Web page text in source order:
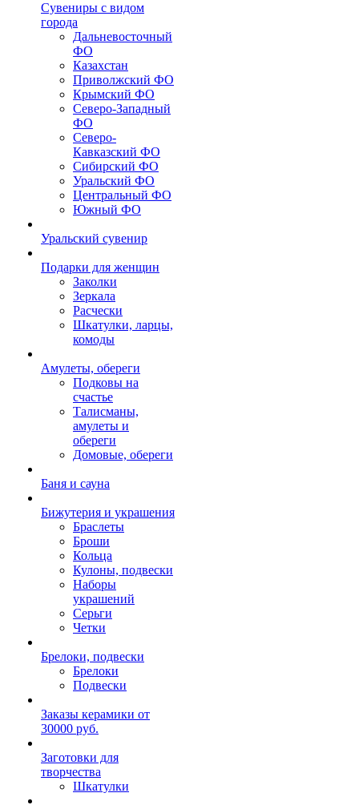
Сувениры с видом
города
Дальневосточный
ФО
Казахстан
Приволжский ФО
Крымский ФО
Северо-Западный
ФО
Северо-
Кавказский ФО
Сибирский ФО
Уральский ФО
Центральный ФО
Южный ФО
Уральский сувенир
Подарки для женщин
Заколки
Зеркала
Расчески
Шкатулки, ларцы,
комоды
Амулеты, обереги
Подковы на
счастье
Талисманы,
амулеты и
обереги
Домовые, обереги
Баня и сауна
Бижутерия и украшения
Браслеты
Броши
Кольца
Кулоны, подвески
Наборы
украшений
Серьги
Четки
Брелоки, подвески
Брелоки
Подвески
Заказы керамики от
30000 руб.
Заготовки для
творчества
Шкатулки